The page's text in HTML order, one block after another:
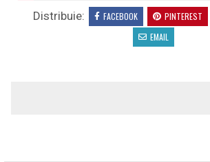
Distribuie: FACEBOOK PINTEREST
EMAIL